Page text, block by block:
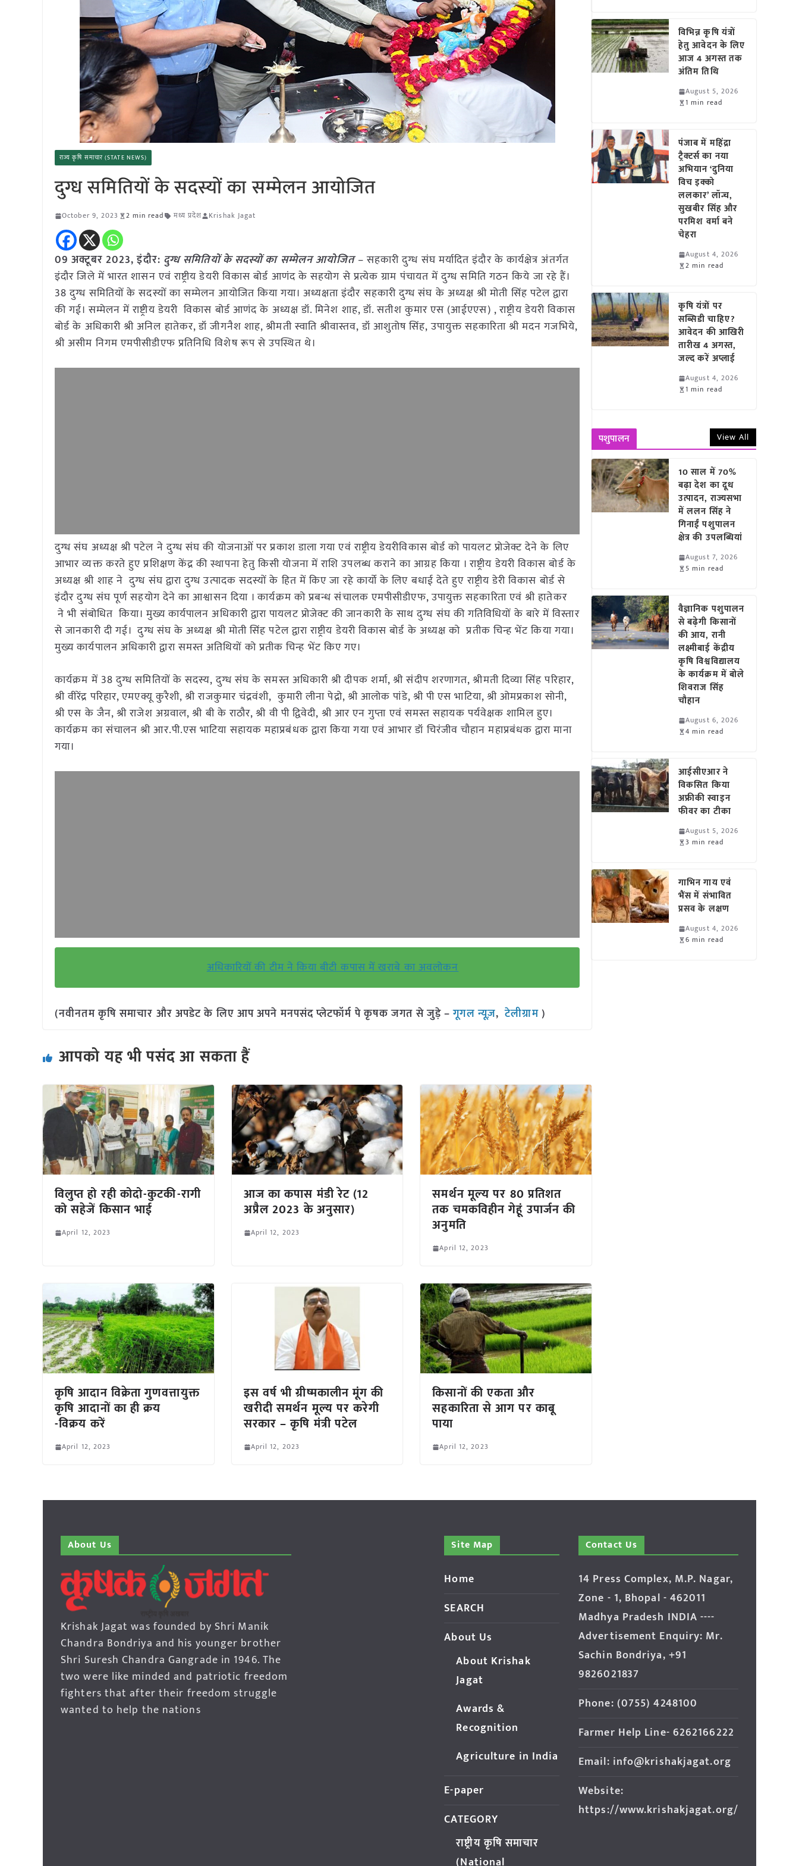
राज्य कृषि समाचार (STATE NEWS)
दुग्ध समितियों के सदस्यों का सम्मेलन आयोजित
October 9, 2023 2 min read मध्य प्रदेश Krishak Jagat
09 अक्टूबर 2023, इंदौर: दुग्ध समितियों के सदस्यों का सम्मेलन आयोजित– सहकारी दुग्ध संघ मर्यादित इंदौर के कार्यक्षेत्र अंतर्गत
इंदौर जिले में भारत शासन एवं राष्ट्रीय डेयरी विकास बोर्ड आणंद के सहयोग से प्रत्येक ग्राम पंचायत में दुग्ध समिति गठन किये जा रहे हैं।
38 दुग्ध समितियों के सदस्यों का सम्मेलन आयोजित किया गया। अध्यक्षता इंदौर सहकारी दुग्ध संघ के अध्यक्ष श्री मोती सिंह पटेल द्वारा
की गई। सम्मेलन में राष्ट्रीय डेयरी विकास बोर्ड आणंद के अध्यक्ष डॉ. मिनेश शाह, डॉ. सतीश कुमार एस (आईएएस) , राष्ट्रीय डेयरी विकास
बोर्ड के अधिकारी श्री अनिल हातेकर, डॉ जीगनैश शाह, श्रीमती स्वाति श्रीवास्तव, डॉ आशुतोष सिंह, उपायुक्त सहकारिता श्री मदन गजभिये,
श्री असीम निगम एमपीसीडीएफ प्रतिनिधि विशेष रूप से उपस्थित थे।
दुग्ध संघ अध्यक्ष श्री पटेल ने दुग्ध संघ की योजनाओं पर प्रकाश डाला गया एवं राष्ट्रीय डेयरीविकास बोर्ड को पायलट प्रोजेक्ट देने के लिए
आभार व्यक्त करते हुए प्रशिक्षण केंद्र की स्थापना हेतु किसी योजना में राशि उपलब्ध कराने का आग्रह किया । राष्ट्रीय डेयरी विकास बोर्ड के
अध्यक्ष श्री शाह ने दुग्ध संघ द्वारा दुग्ध उत्पादक सदस्यों के हित में किए जा रहे कार्यो के लिए बधाई देते हुए राष्ट्रीय डेरी विकास बोर्ड से
इंदौर दुग्ध संघ पूर्ण सहयोग देने का आश्वासन दिया । कार्यक्रम को प्रबन्ध संचालक एमपीसीडीएफ, उपायुक्त सहकारिता एवं श्री हातेकर
ने भी संबोधित किया। मुख्य कार्यपालन अधिकारी द्वारा पायलट प्रोजेक्ट की जानकारी के साथ दुग्ध संघ की गतिविधियों के बारे में विस्तार
से जानकारी दी गई। दुग्ध संघ के अध्यक्ष श्री मोती सिंह पटेल द्वारा राष्ट्रीय डेयरी विकास बोर्ड के अध्यक्ष को प्रतीक चिन्ह भेंट किया गया।
मुख्य कार्यपालन अधिकारी द्वारा समस्त अतिथियों को प्रतीक चिन्ह भेंट किए गए।
कार्यक्रम में 38 दुग्ध समितियों के सदस्य, दुग्ध संघ के समस्त अधिकारी श्री दीपक शर्मा, श्री संदीप शरणागत, श्रीमती दिव्या सिंह परिहार,
श्री वीरेंद्र परिहार, एमएक्यू कुरैशी, श्री राजकुमार चंद्रवंशी, कुमारी लीना पेद्रो, श्री आलोक पांडे, श्री पी एस भाटिया, श्री ओमप्रकाश सोनी,
श्री एस के जैन, श्री राजेश अग्रवाल, श्री बी के राठौर, श्री वी पी द्विवेदी, श्री आर एन गुप्ता एवं समस्त सहायक पर्यवेक्षक शामिल हुए।
कार्यक्रम का संचालन श्री आर.पी.एस भाटिया सहायक महाप्रबंधक द्वारा किया गया एवं आभार डॉ चिरंजीव चौहान महाप्रबंधक द्वारा माना
गया।
अधिकारियों की टीम ने किया बीटी कपास में खराबे का अवलोकन
(नवीनतम कृषि समाचार और अपडेट के लिए आप अपने मनपसंद प्लेटफॉर्म पे कृषक जगत से जुड़े –गूगल न्यूज़,टेलीग्राम)
आपको यह भी पसंद आ सकता हैं
विलुप्त हो रही कोदो-कुटकी-रागी
को सहेजें किसान भाई
April 12, 2023
आज का कपास मंडी रेट (12
अप्रैल 2023 के अनुसार)
April 12, 2023
समर्थन मूल्‍य पर 80 प्रतिशत
तक चमकविहीन गेहूं उपार्जन की
अनुमति
April 12, 2023
कृषि आदान विक्रेता गुणवत्तायुक्त
कृषि आदानों का ही क्रय
-विक्रय करें
April 12, 2023
इस वर्ष भी ग्रीष्मकालीन मूंग की
खरीदी समर्थन मूल्य पर करेगी
सरकार – कृषि मंत्री पटेल
April 12, 2023
किसानों की एकता और
सहकारिता से आग पर काबू
पाया
April 12, 2023
विभिन्न कृषि यंत्रों
हेतु आवेदन के लिए
आज 4 अगस्त तक
अंतिम तिथि
August 5, 2026
1 min read
पंजाब में महिंद्रा
ट्रैक्टर्स का नया
अभियान ‘दुनिया
विच इक्को
ललकार’ लॉन्च,
सुखबीर सिंह और
परमिश वर्मा बने
चेहरा
August 4, 2026
2 min read
कृषि यंत्रों पर
सब्सिडी चाहिए?
आवेदन की आखिरी
तारीख 4 अगस्त,
जल्द करें अप्लाई
August 4, 2026
1 min read
पशुपालन View All
10 साल में 70%
बढ़ा देश का दूध
उत्पादन, राज्यसभा
में ललन सिंह ने
गिनाईं पशुपालन
क्षेत्र की उपलब्धियां
August 7, 2026
5 min read
वैज्ञानिक पशुपालन
से बढ़ेगी किसानों
की आय, रानी
लक्ष्मीबाई केंद्रीय
कृषि विश्वविद्यालय
के कार्यक्रम में बोले
शिवराज सिंह
चौहान
August 6, 2026
4 min read
आईसीएआर ने
विकसित किया
अफ्रीकी स्वाइन
फीवर का टीका
August 5, 2026
3 min read
गाभिन गाय एवं
भैंस में संभावित
प्रसव के लक्षण
August 4, 2026
6 min read
About Us
Krishak Jagat was founded by Shri Manik
Chandra Bondriya and his younger brother
Shri Suresh Chandra Gangrade in 1946. The
two were like minded and patriotic freedom
fighters that after their freedom struggle
wanted to help the nations
Site Map
Home
SEARCH
About Us
About Krishak
Jagat
Awards &
Recognition
Agriculture in India
E-paper
CATEGORY
राष्ट्रीय कृषि समाचार
Contact Us
14 Press Complex, M.P. Nagar,
Zone - 1, Bhopal - 462011
Madhya Pradesh INDIA ----
Advertisement Enquiry: Mr.
Sachin Bondriya, +91
9826021837
Phone: (0755) 4248100
Farmer Help Line- 6262166222
Email: info@krishakjagat.org
Website:
https://www.krishakjagat.org/